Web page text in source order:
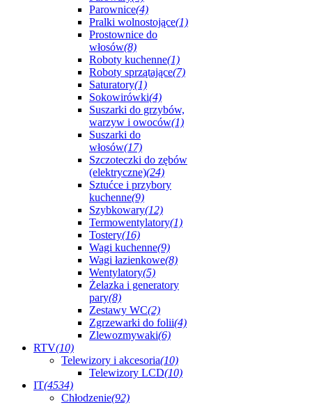
Parownice(4)
Pralki wolnostojące(1)
Prostownice do
włosów(8)
Roboty kuchenne(1)
Roboty sprzątające(7)
Saturatory(1)
Sokowirówki(4)
Suszarki do grzybów,
warzyw i owoców(1)
Suszarki do
włosów(17)
Szczoteczki do zębów
(elektryczne)(24)
Sztućce i przybory
kuchenne(9)
Szybkowary(12)
Termowentylatory(1)
Tostery(16)
Wagi kuchenne(9)
Wagi łazienkowe(8)
Wentylatory(5)
Żelazka i generatory
pary(8)
Zestawy WC(2)
Zgrzewarki do folii(4)
Zlewozmywaki(6)
RTV(10)
Telewizory i akcesoria(10)
Telewizory LCD(10)
IT(4534)
Chłodzenie(92)